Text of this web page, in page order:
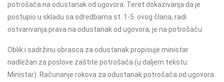
potrošača na odustanak od ugovora. Teret dokazivanja da je
postupio u skladu sa odredbama st. 1-5. ovog člana, radi
ostvarivanja prava na odustanak od ugovora, je na potrošaču.
Oblik i sadržinu obrasca za odustanak propisuje ministar
nadležan za poslove zaštite potrošača (u daljem tekstu:
Ministar). Računanje rokova za odustanak potrošača od ugovora.